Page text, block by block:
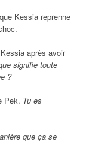
Kessia reprenne
après avoir
signifie toute
?
Pek. Tu es
que ça se